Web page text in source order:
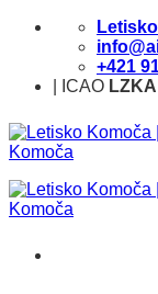
Skip
+421
| ICAO LZKA